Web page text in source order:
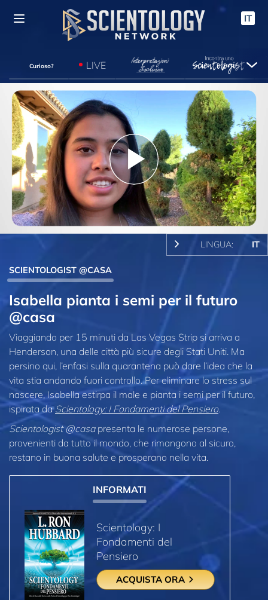
IT
Curioso? LIVE
Play
Video
LINGUA: IT
SCIENTOLOGIST @CASA
Isabella pianta i semi per il futuro
@casa
Viaggiando per 15 minuti da Las Vegas Strip si arriva a
Henderson, una delle città più sicure degli Stati Uniti. Ma
persino qui, l’enfasi sulla quarantena può dare l’idea che la
vita stia andando fuori controllo. Per eliminare lo stress sul
nascere, Isabella estirpa il male e pianta i semi per il futuro,
ispirata daScientology: I Fondamenti del Pensiero.
Scientologist @casapresenta le numerose persone,
provenienti da tutto il mondo, che rimangono al sicuro,
restano in buona salute e prosperano nella vita.
INFORMATI
Scientology: I
Fondamenti del
Pensiero
ACQUISTA ORA